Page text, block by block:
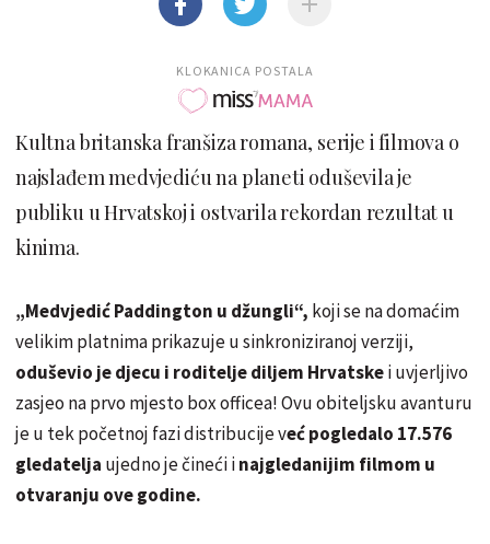
KLOKANICA POSTALA
Kultna britanska franšiza romana, serije i filmova o
najslađem medvjediću na planeti oduševila je
publiku u Hrvatskoj i ostvarila rekordan rezultat u
kinima.
„Medvjedić Paddington u džungli“, koji se na domaćim
velikim platnima prikazuje u sinkroniziranoj verziji,
oduševio je djecu i roditelje diljem Hrvatskei uvjerljivo
zasjeo na prvo mjesto box officea! Ovu obiteljsku avanturu
je u tek početnoj fazi distribucije već pogledalo 17.576
gledatelja ujedno je čineći inajgledanijim filmom u
otvaranju ove godine.